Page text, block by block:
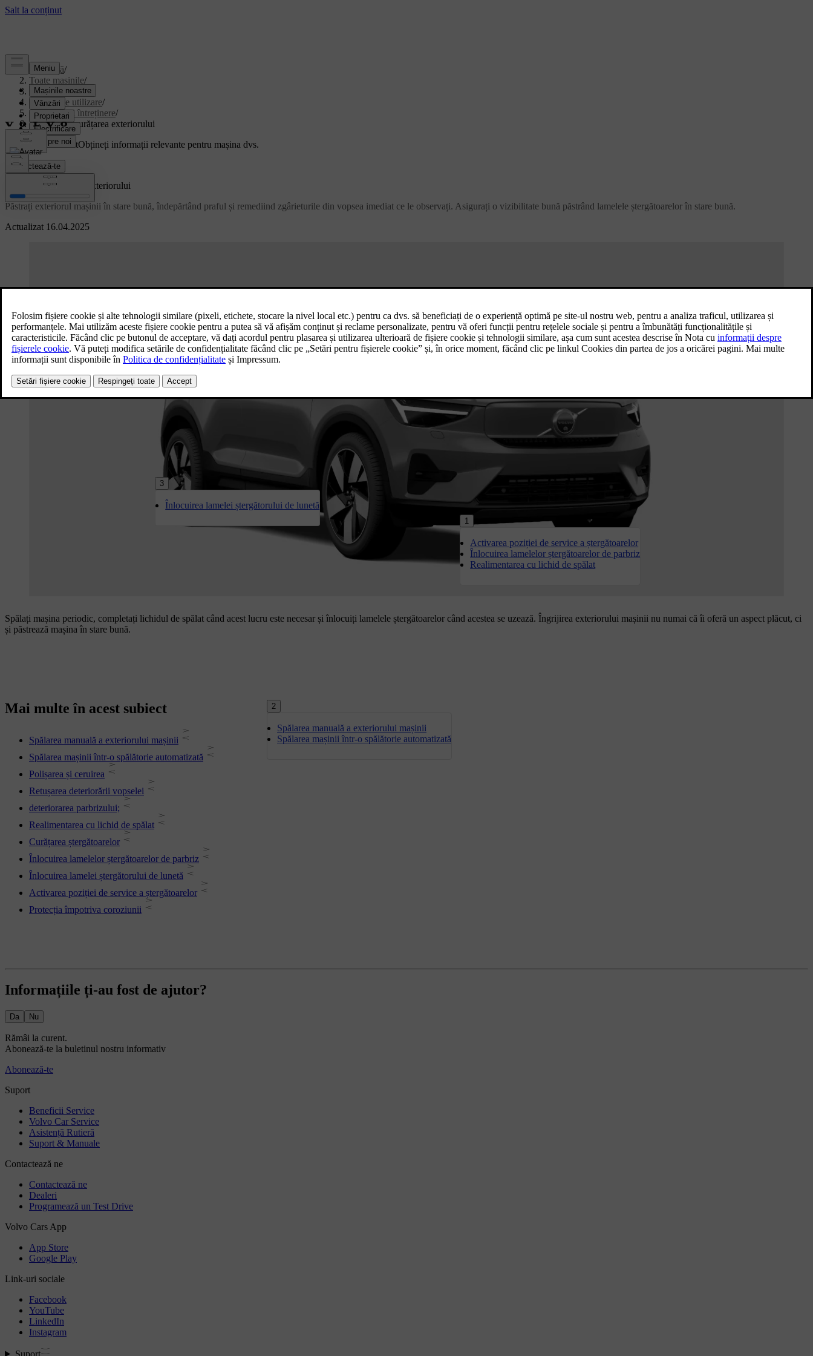
Asistență/
Toate mașinile/
EX40 2026/
Manual de utilizare/
Îngrijire și întreținere/
Îngrijirea și curățarea exteriorului
Suport personalizatObțineți informații relevante pentru mașina dvs.
Conectează-te
Actualizat 16.04.2025
Îngrijirea și curățarea exteriorului
Păstrați exteriorul mașinii în stare bună, îndepărtând praful și remediind zgârieturile din vopsea imediat ce le observați. Asigurați o vizibilitate bună păstrând lamelele ștergătoarelor în stare bună.
1
Activarea poziției de service a ștergătoarelor
Înlocuirea lamelelor ștergătoarelor de parbriz
Realimentarea cu lichid de spălat
2
Spălarea manuală a exteriorului mașinii
Spălarea mașinii într-o spălătorie automatizată
3
Înlocuirea lamelei ștergătorului de lunetă
Spălați mașina periodic, completați lichidul de spălat când acest lucru este necesar și înlocuiți lamelele ștergătoarelor când acestea se uzează. Îngrijirea exteriorului mașinii nu numai că îi oferă un aspect plăcut, ci
și păstrează mașina în stare bună.
Mai multe în acest subiect
Spălarea manuală a exteriorului mașinii
Spălarea mașinii într-o spălătorie automatizată
Polișarea și ceruirea
Retușarea deteriorării vopselei
deteriorarea parbrizului;
Realimentarea cu lichid de spălat
Curățarea ștergătoarelor
Înlocuirea lamelelor ștergătoarelor de parbriz
Înlocuirea lamelei ștergătorului de lunetă
Activarea poziției de service a ștergătoarelor
Protecția împotriva coroziunii
Informațiile ți-au fost de ajutor?
Da Nu